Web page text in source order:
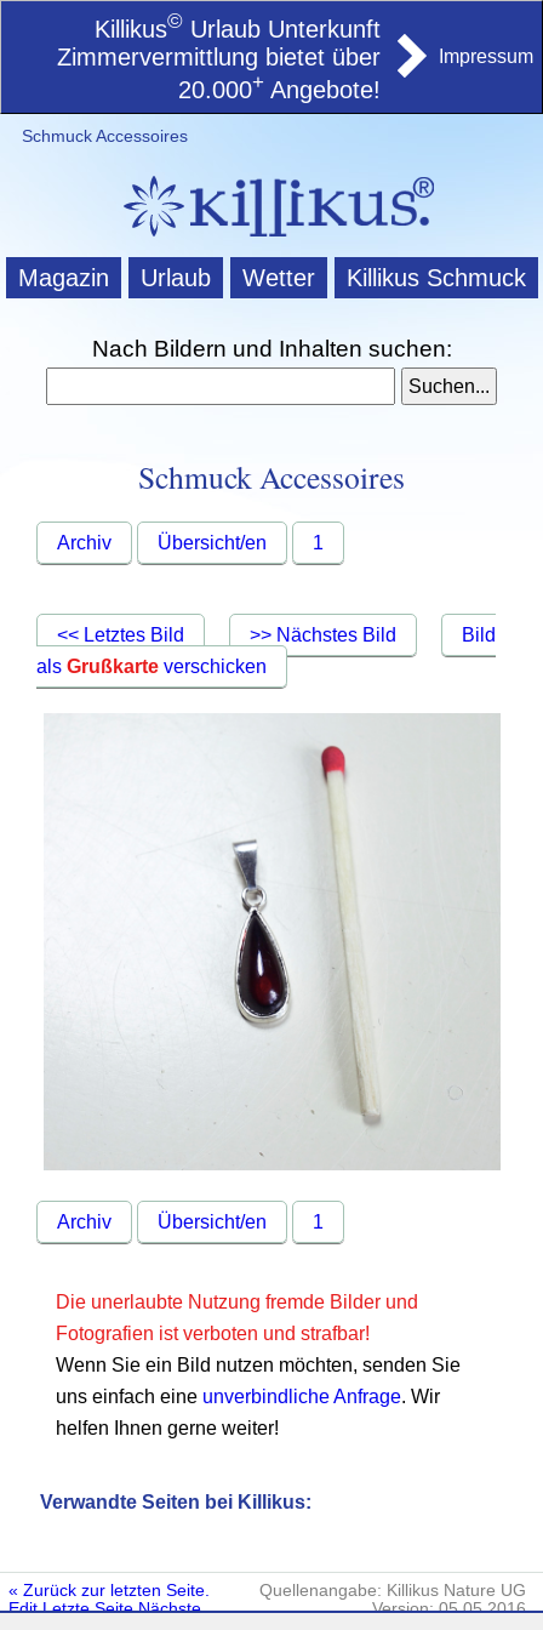
Killikus© Urlaub Unterkunft
Zimmervermittlung bietet über
20.000+ Angebote!
Impressum
Schmuck Accessoires
Magazin Urlaub Wetter Killikus Schmuck
Nach Bildern und Inhalten suchen:
Schmuck Accessoires
Archiv Übersicht/en 1
<< Letztes Bild >> Nächstes Bild
Bild
alsGrußkarte verschicken
Archiv Übersicht/en 1
Die unerlaubte Nutzung fremde Bilder und
Fotografien ist verboten und strafbar!
Wenn Sie ein Bild nutzen möchten, senden Sie
uns einfach eine unverbindliche Anfrage. Wir
helfen Ihnen gerne weiter!
Verwandte Seiten bei Killikus:
« Zurück zur letzten Seite.
Edit Letzte Seite Nächste
Quellenangabe: Killikus Nature UG
Version: 05.05.2016